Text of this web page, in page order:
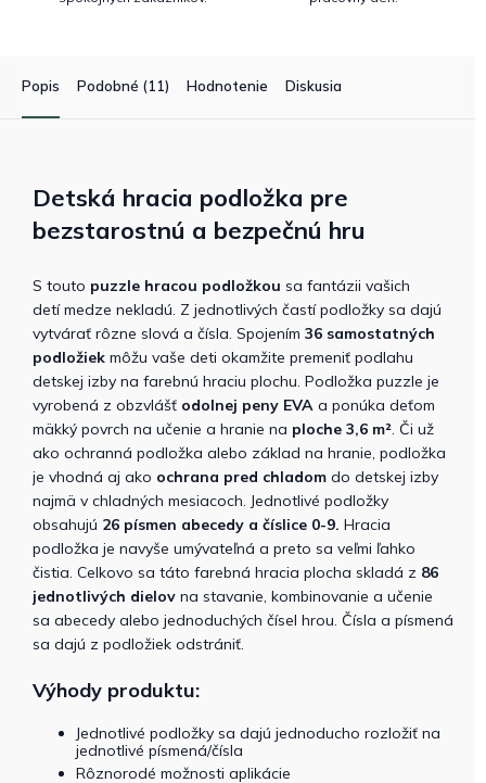
Popis Podobné (11) Hodnotenie Diskusia
Detská hracia podložka pre
bezstarostnú a bezpečnú hru
S touto puzzle hracou podložkou sa fantázii vašich
detí medze nekladú. Z jednotlivých častí podložky sa dajú
vytvárať rôzne slová a čísla. Spojením 36 samostatných
podložiek môžu vaše deti okamžite premeniť podlahu
detskej izby na farebnú hraciu plochu. Podložka puzzle je
vyrobená z obzvlášť odolnej peny EVA a ponúka deťom
mäkký povrch na učenie a hranie na ploche 3,6 m² . Či už
ako ochranná podložka alebo základ na hranie, podložka
je vhodná aj ako ochrana pred chladom do detskej izby
najmä v chladných mesiacoch. Jednotlivé podložky
obsahujú 26 písmen abecedy a číslice 0-9. Hracia
podložka je navyše umývateľná a preto sa veľmi ľahko
čistia. Celkovo sa táto farebná hracia plocha skladá z 86
jednotlivých dielov na stavanie, kombinovanie a učenie
sa abecedy alebo jednoduchých čísel hrou. Čísla a písmená
sa dajú z podložiek odstrániť.
Výhody produktu:
Jednotlivé podložky sa dajú jednoducho rozložiť na
jednotlivé písmená/čísla
Rôznorodé možnosti aplikácie